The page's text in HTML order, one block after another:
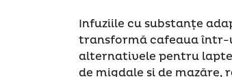
Infuziile cu substanțe
transformă cafeaua într-
alternativele pentru lapte
de migdale și de